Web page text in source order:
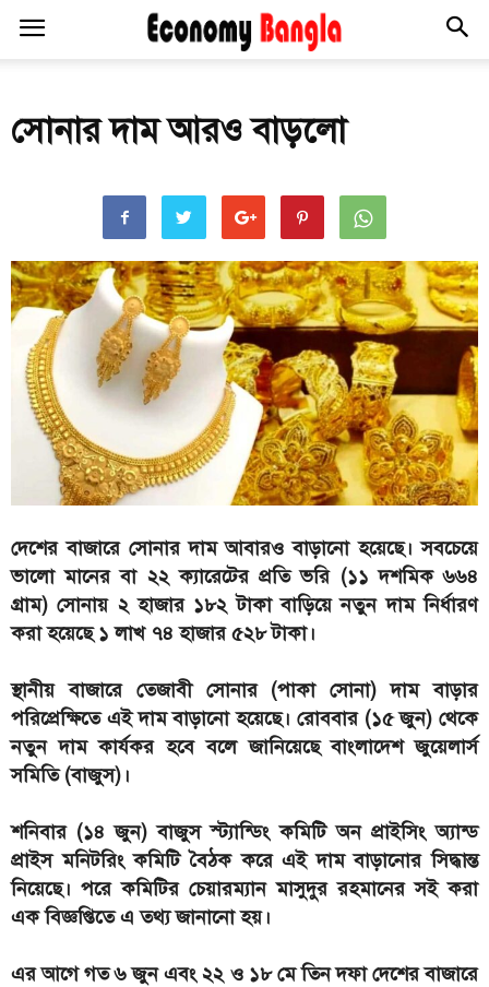
সোনার দাম আরও বাড়লো
দেশের বাজারে সোনার দাম আবারও বাড়ানো হয়েছে। সবচেয়ে
ভালো মানের বা ২২ ক্যারেটের প্রতি ভরি (১১ দশমিক ৬৬৪
গ্রাম) সোনায় ২ হাজার ১৮২ টাকা বাড়িয়ে নতুন দাম নির্ধারণ
করা হয়েছে ১ লাখ ৭৪ হাজার ৫২৮ টাকা।
স্থানীয় বাজারে তেজাবী সোনার (পাকা সোনা) দাম বাড়ার
পরিপ্রেক্ষিতে এই দাম বাড়ানো হয়েছে। রোববার (১৫ জুন) থেকে
নতুন দাম কার্যকর হবে বলে জানিয়েছে বাংলাদেশ জুয়েলার্স
সমিতি (বাজুস)।
শনিবার (১৪ জুন) বাজুস স্ট্যান্ডিং কমিটি অন প্রাইসিং অ্যান্ড
প্রাইস মনিটরিং কমিটি বৈঠক করে এই দাম বাড়ানোর সিদ্ধান্ত
নিয়েছে। পরে কমিটির চেয়ারম্যান মাসুদুর রহমানের সই করা
এক বিজ্ঞপ্তিতে এ তথ্য জানানো হয়।
এর আগে গত ৬ জুন এবং ২২ ও ১৮ মে তিন দফা দেশের বাজারে